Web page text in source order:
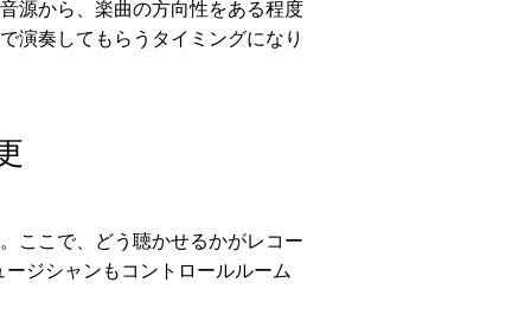
源から、楽曲の方向性をある程度
演奏してもらうタイミングになり
ここで、どう聴かせるかがレコー
ジシャンもコントロールルーム